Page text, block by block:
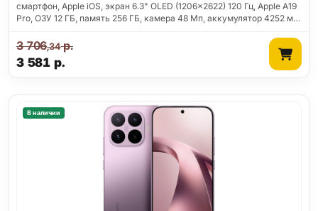
смартфон, Apple iOS, экран 6.3" OLED (1206x2622) 120 Гц, Apple A19
Pro, ОЗУ 12 ГБ, память 256 ГБ, камера 48 Мп, аккумулятор 4252 м…
3 581 р.
3 706,34р.
В наличии